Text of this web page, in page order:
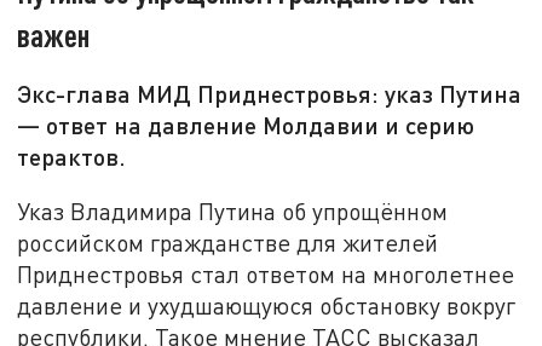
важен
Экс-глава МИД Приднестровья: указ Путина
— ответ на давление Молдавии и серию
терактов.
Указ Владимира Путина об упрощённом
российском гражданстве для жителей
Приднестровья стал ответом на многолетнее
давление и ухудшающуюся обстановку вокруг
республики. Такое мнение ТАСС высказал